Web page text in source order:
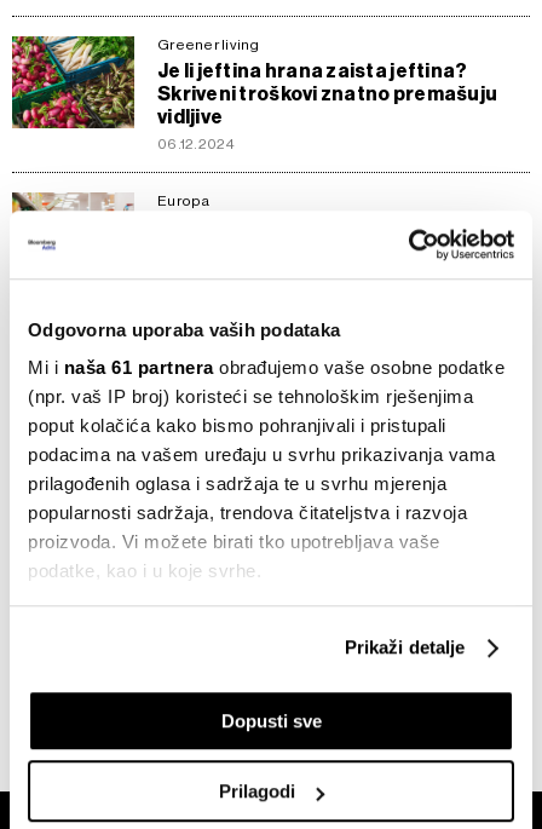
Odgovorna uporaba vaših podataka
Mi i naša 61 partneraobrađujemo vaše osobne podatke
(npr. vaš IP broj) koristeći se tehnološkim rješenjima
poput kolačića kako bismo pohranjivali i pristupali
podacima na vašem uređaju u svrhu prikazivanja vama
prilagođenih oglasa i sadržaja te u svrhu mjerenja
popularnosti sadržaja, trendova čitateljstva i razvoja
proizvoda. Vi možete birati tko upotrebljava vaše
podatke, kao i u koje svrhe.
Prikupljati podatke o vašoj geografskoj lokaciji,
koji mogu biti precizni do radijusa od nekoliko metara
Prepoznati vaš uređaj tako što ćemo aktivno
skenirati njegove određene karakteristike ("uzimanje
Prikaži detalje
Dopusti sve
Prilagodi
Greener living
Je li jeftina hrana zaista jeftina?
Skriveni troškovi znatno premašuju
vidljive
06.12.2024
Europa
Cijene hrane ostaju visoke,
popuštanje rasta cijena tek krajem
godine
Sve skuplja pizza udara na novčanike
Talijana
23.02.2023
Kompanije
Unatoč inflaciji, cijene hrane u svijetu i
dalje padaju
07.10.2022
Velika europska energetska kriza